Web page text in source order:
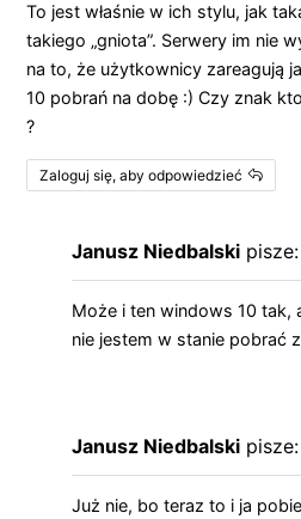
To jest właśnie w ich stylu, jak
takiego „gniota”. Serwery im nie
na to, że użytkownicy zareagują
10 pobrań na dobę :) Czy znak
?
Zaloguj się, aby odpowiedzieć
Janusz Niedbalski pisze:
Może i ten windows 10 tak,
nie jestem w stanie pobrać
Janusz Niedbalski pisze:
Już nie, bo teraz to i ja